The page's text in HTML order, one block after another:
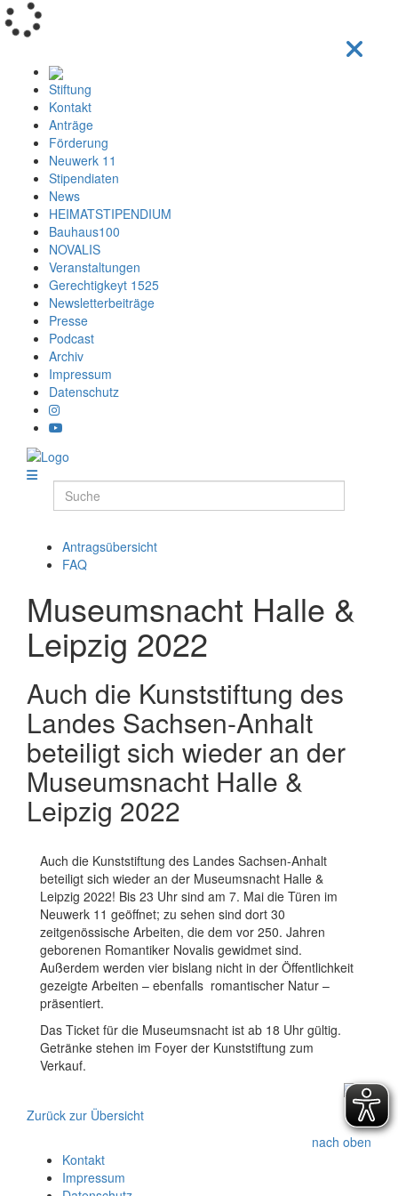
Stiftung
Kontakt
Anträge
Förderung
Neuwerk 11
Stipendiaten
News
HEIMATSTIPENDIUM
Bauhaus100
NOVALIS
Veranstaltungen
Gerechtigkeyt 1525
Newsletterbeiträge
Presse
Podcast
Archiv
Impressum
Datenschutz
Antragsübersicht
FAQ
Museumsnacht Halle &
Leipzig 2022
Auch die Kunststiftung des
Landes Sachsen-Anhalt
beteiligt sich wieder an der
Museumsnacht Halle &
Leipzig 2022
Auch die Kunststiftung des Landes Sachsen-Anhalt
beteiligt sich wieder an der Museumsnacht Halle &
Leipzig 2022! Bis 23 Uhr sind am 7. Mai die Türen im
Neuwerk 11 geöffnet; zu sehen sind dort 30
zeitgenössische Arbeiten, die dem vor 250. Jahren
geborenen Romantiker Novalis gewidmet sind.
Außerdem werden vier bislang nicht in der Öffentlichkeit
gezeigte Arbeiten – ebenfalls romantischer Natur –
präsentiert.
Das Ticket für die Museumsnacht ist ab 18 Uhr gültig.
Getränke stehen im Foyer der Kunststiftung zum
Verkauf.
Zurück zur Übersicht
nach oben
Kontakt
Impressum